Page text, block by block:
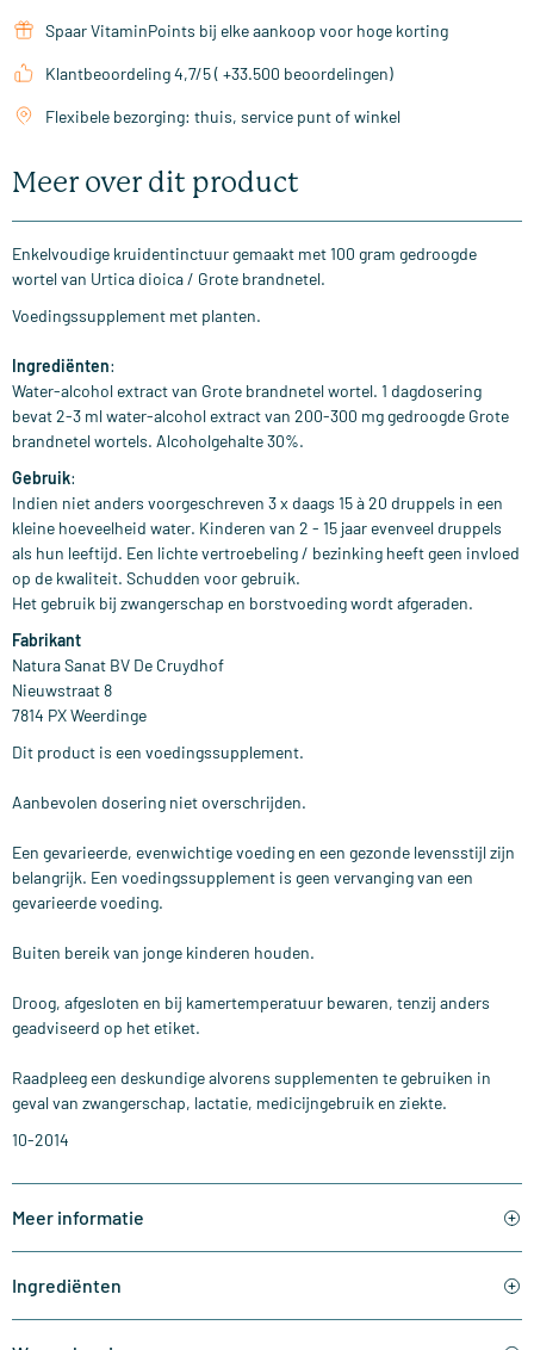
Spaar VitaminPoints bij elke aankoop voor hoge korting
Klantbeoordeling 4,7/5 ( +33.500 beoordelingen)
Flexibele bezorging: thuis, service punt of winkel
Meer over dit product
Enkelvoudige kruidentinctuur gemaakt met 100 gram gedroogde
wortel van Urtica dioica / Grote brandnetel.
Voedingssupplement met planten.
Ingrediënten:
Water-alcohol extract van Grote brandnetel wortel. 1 dagdosering
bevat 2-3 ml water-alcohol extract van 200-300 mg gedroogde Grote
brandnetel wortels. Alcoholgehalte 30%.
Gebruik:
Indien niet anders voorgeschreven 3 x daags 15 à 20 druppels in een
kleine hoeveelheid water. Kinderen van 2 - 15 jaar evenveel druppels
als hun leeftijd. Een lichte vertroebeling / bezinking heeft geen invloed
op de kwaliteit. Schudden voor gebruik.
Het gebruik bij zwangerschap en borstvoeding wordt afgeraden.
Fabrikant
Natura Sanat BV De Cruydhof
Nieuwstraat 8
7814 PX Weerdinge
Dit product is een voedingssupplement.
Aanbevolen dosering niet overschrijden.
Een gevarieerde, evenwichtige voeding en een gezonde levensstijl zijn
belangrijk. Een voedingssupplement is geen vervanging van een
gevarieerde voeding.
Buiten bereik van jonge kinderen houden.
Droog, afgesloten en bij kamertemperatuur bewaren, tenzij anders
geadviseerd op het etiket.
Raadpleeg een deskundige alvorens supplementen te gebruiken in
geval van zwangerschap, lactatie, medicijngebruik en ziekte.
10-2014
Meer informatie
Ingrediënten